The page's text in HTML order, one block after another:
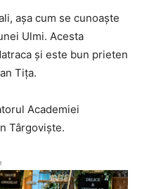
așa cum se cunoaște
Ulmi. Acesta
și este bun prieten
Tița.
Academiei
Târgoviște.